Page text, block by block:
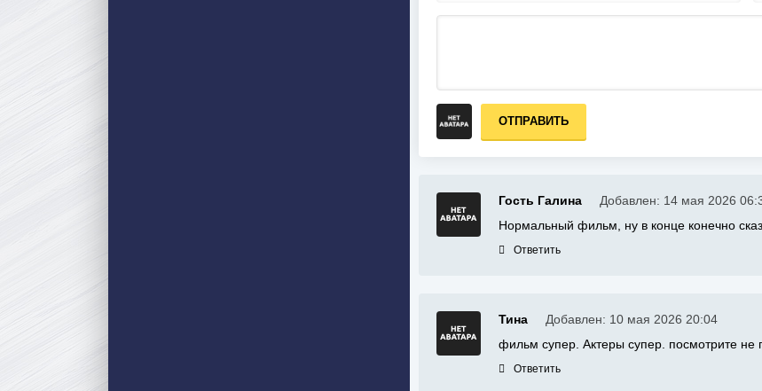
ОТПРАВИТЬ
Гость Галина Добавлен: 14 мая 2026
Нормальный фильм, ну в конце конечно
Ответить
Тина Добавлен: 10 мая 2026 20:04
фильм супер. Актеры супер. посмотрите не
Ответить